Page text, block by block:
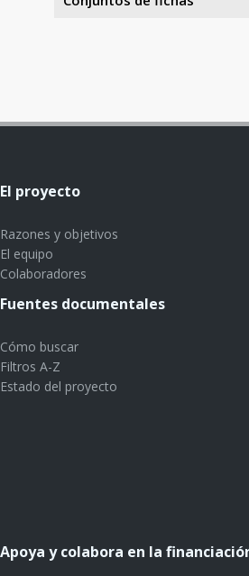
El proyecto
Razones y objetivos
El equipo
Colaboradores
Fuentes documentales
Cómo buscar
Filtros A-Z
Estado del proyecto
Apoya y colabora en la